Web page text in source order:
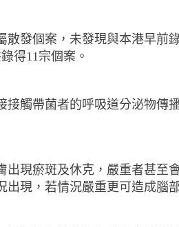
發個案，未發現與本港早前
得11 宗個案。
觸帶菌者的呼吸道分泌物傳
現瘀斑及休克，嚴重者甚至
現，若情況嚴重更可造成腦